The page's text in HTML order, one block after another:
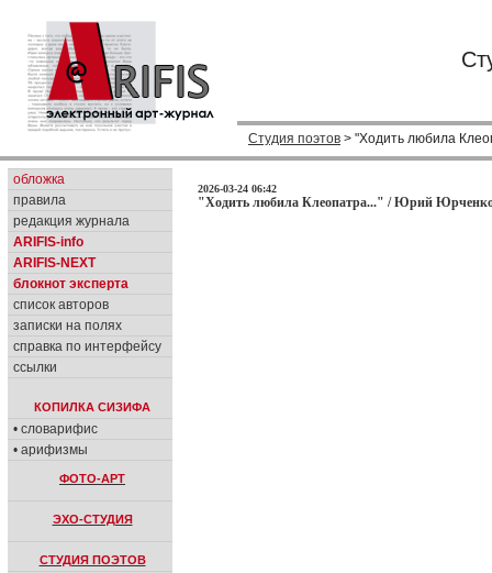
Студия поэтов > "Ходить любила
обложка
правила
редакция журнала
ARIFIS-info
ARIFIS-NEXT
блокнот эксперта
список авторов
записки на полях
справка по интерфейсу
ссылки
КОПИЛКА СИЗИФА
• словарифис
• арифизмы
ФОТО-АРТ
ЭХО-СТУДИЯ
СТУДИЯ ПОЭТОВ
2026-03-24 06:42
"Ходить любила Клеопатра..." / Юрий